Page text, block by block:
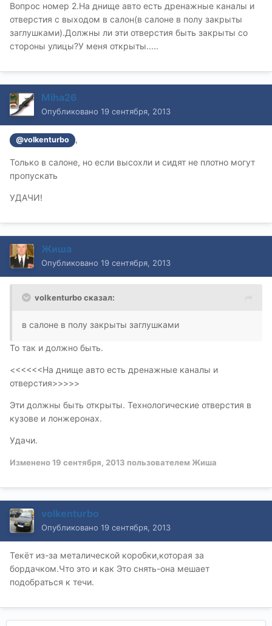
Вопрос номер 2.На днище авто есть дренажные каналы и
отверстия с выходом в салон(в салоне в полу закрыты
заглушками).Должны ли эти отверстия быть закрыты со
стороны улицы?У меня открыты.....
Miha26
Опубликовано 19 сентября, 2013
@volkenturbo ,
Только в салоне, но если высохли и сидят не плотно могут
пропускать
УДАЧИ!
Жиша
Опубликовано 19 сентября, 2013
volkenturbo сказал:
в салоне в полу закрыты заглушками
То так и должно быть.
<<<<<<На днище авто есть дренажные каналы и
отверстия>>>>>
Эти должны быть открыты. Технологические отверстия в
кузове и лонжеронах.
Удачи.
Изменено19 сентября, 2013 пользователем Жиша
volkenturbo
Опубликовано 19 сентября, 2013
Текёт из-за металической коробки,которая за
бордачком.Что это и как Это снять-она мешает
подобраться к течи.